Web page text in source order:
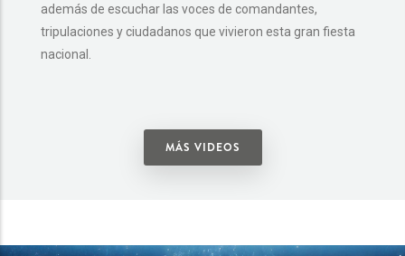
además de escuchar las voces de comandantes,
tripulaciones y ciudadanos que vivieron esta gran fiesta
nacional.
MÁS VIDEOS